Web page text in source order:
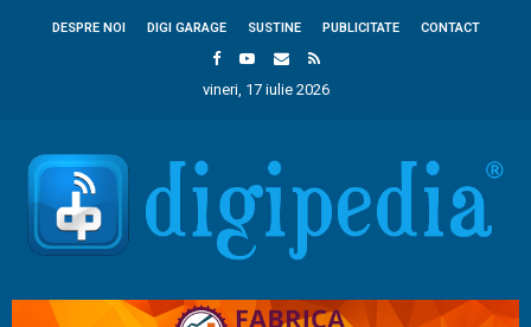
DESPRE NOI DIGI GARAGE SUSTINE PUBLICITATE CONTACT
vineri, 17 iulie 2026